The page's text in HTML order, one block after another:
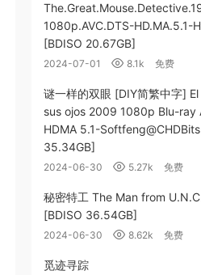
1080p.AVC.DTS-HD.MA.5.1-
[BDISO 20.67GB]
2024-07-01 8.1k 免费
谜一样的双眼 [DIY简繁中字]
sus ojos 2009 1080p Blu-ray
HDMA 5.1-
35.34GB]
2024-06-30 5.27k 免费
秘密特工 The Man from
[BDISO 36.54GB]
2024-06-30 8.62k 免费
觅迹寻踪